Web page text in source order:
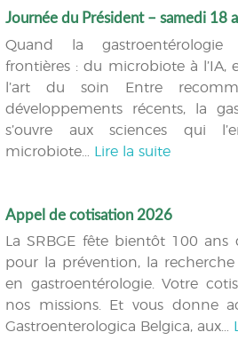
Journée du Président – samedi 18
Quand la gastroentérologie
frontières : du microbiote à l’IA,
l’art du soin Entre
développements récents, la
s’ouvre aux sciences qui
microbiote… Lire la suite
Appel de cotisation 2026
La SRBGE fête bientôt 100 ans
pour la prévention, la recherche
en gastroentérologie. Votre
nos missions. Et vous donne
Gastroenterologica Belgica, aux…